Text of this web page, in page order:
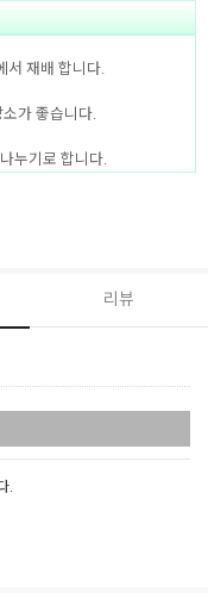
서 재배 합니다.
가 좋습니다.
누기로 합니다.
리뷰
.